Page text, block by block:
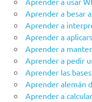
Aprender a besar
Aprender a
Aprender a
Aprender a
Aprender a pedir
Aprender las
Aprender alemán
Aprender a